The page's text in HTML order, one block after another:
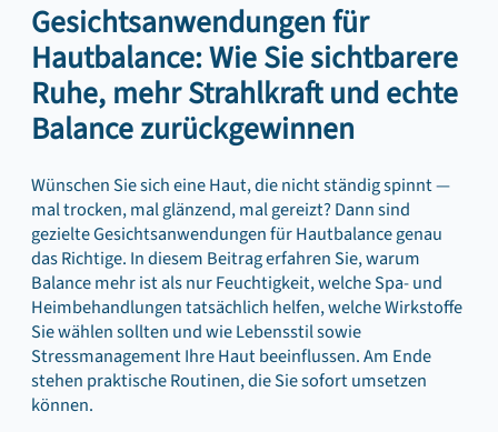
Gesichtsanwendungen für
Hautbalance: Wie Sie sichtbarere
Ruhe, mehr Strahlkraft und echte
Balance zurückgewinnen
Wünschen Sie sich eine Haut, die nicht ständig spinnt —
mal trocken, mal glänzend, mal gereizt? Dann sind
gezielte Gesichtsanwendungen für Hautbalance genau
das Richtige. In diesem Beitrag erfahren Sie, warum
Balance mehr ist als nur Feuchtigkeit, welche Spa‑ und
Heimbehandlungen tatsächlich helfen, welche Wirkstoffe
Sie wählen sollten und wie Lebensstil sowie
Stressmanagement Ihre Haut beeinflussen. Am Ende
stehen praktische Routinen, die Sie sofort umsetzen
können.